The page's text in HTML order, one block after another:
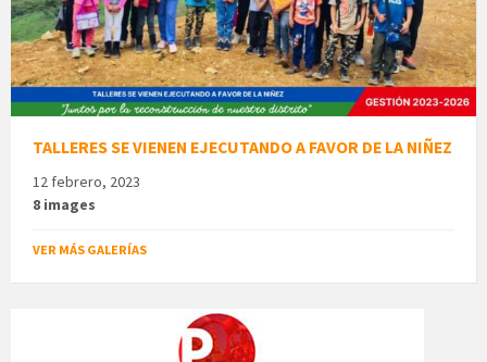
TALLERES SE VIENEN EJECUTANDO A FAVOR DE LA NIÑEZ
12 febrero, 2023
8 images
VER MÁS GALERÍAS